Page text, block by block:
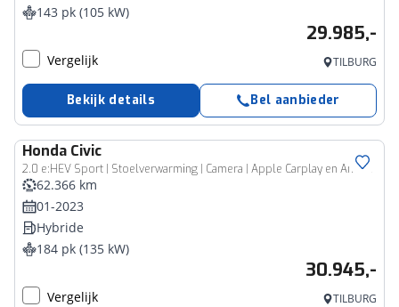
143 pk (105 kW)
29.985,-
Vergelijk TILBURG
Bekijk details Bel aanbieder
Honda Civic
2.0 e:HEV Sport | Stoelverwarming | Camera | Apple Carplay en Android Auto
62.366 km
01-2023
Hybride
184 pk (135 kW)
30.945,-
Vergelijk TILBURG